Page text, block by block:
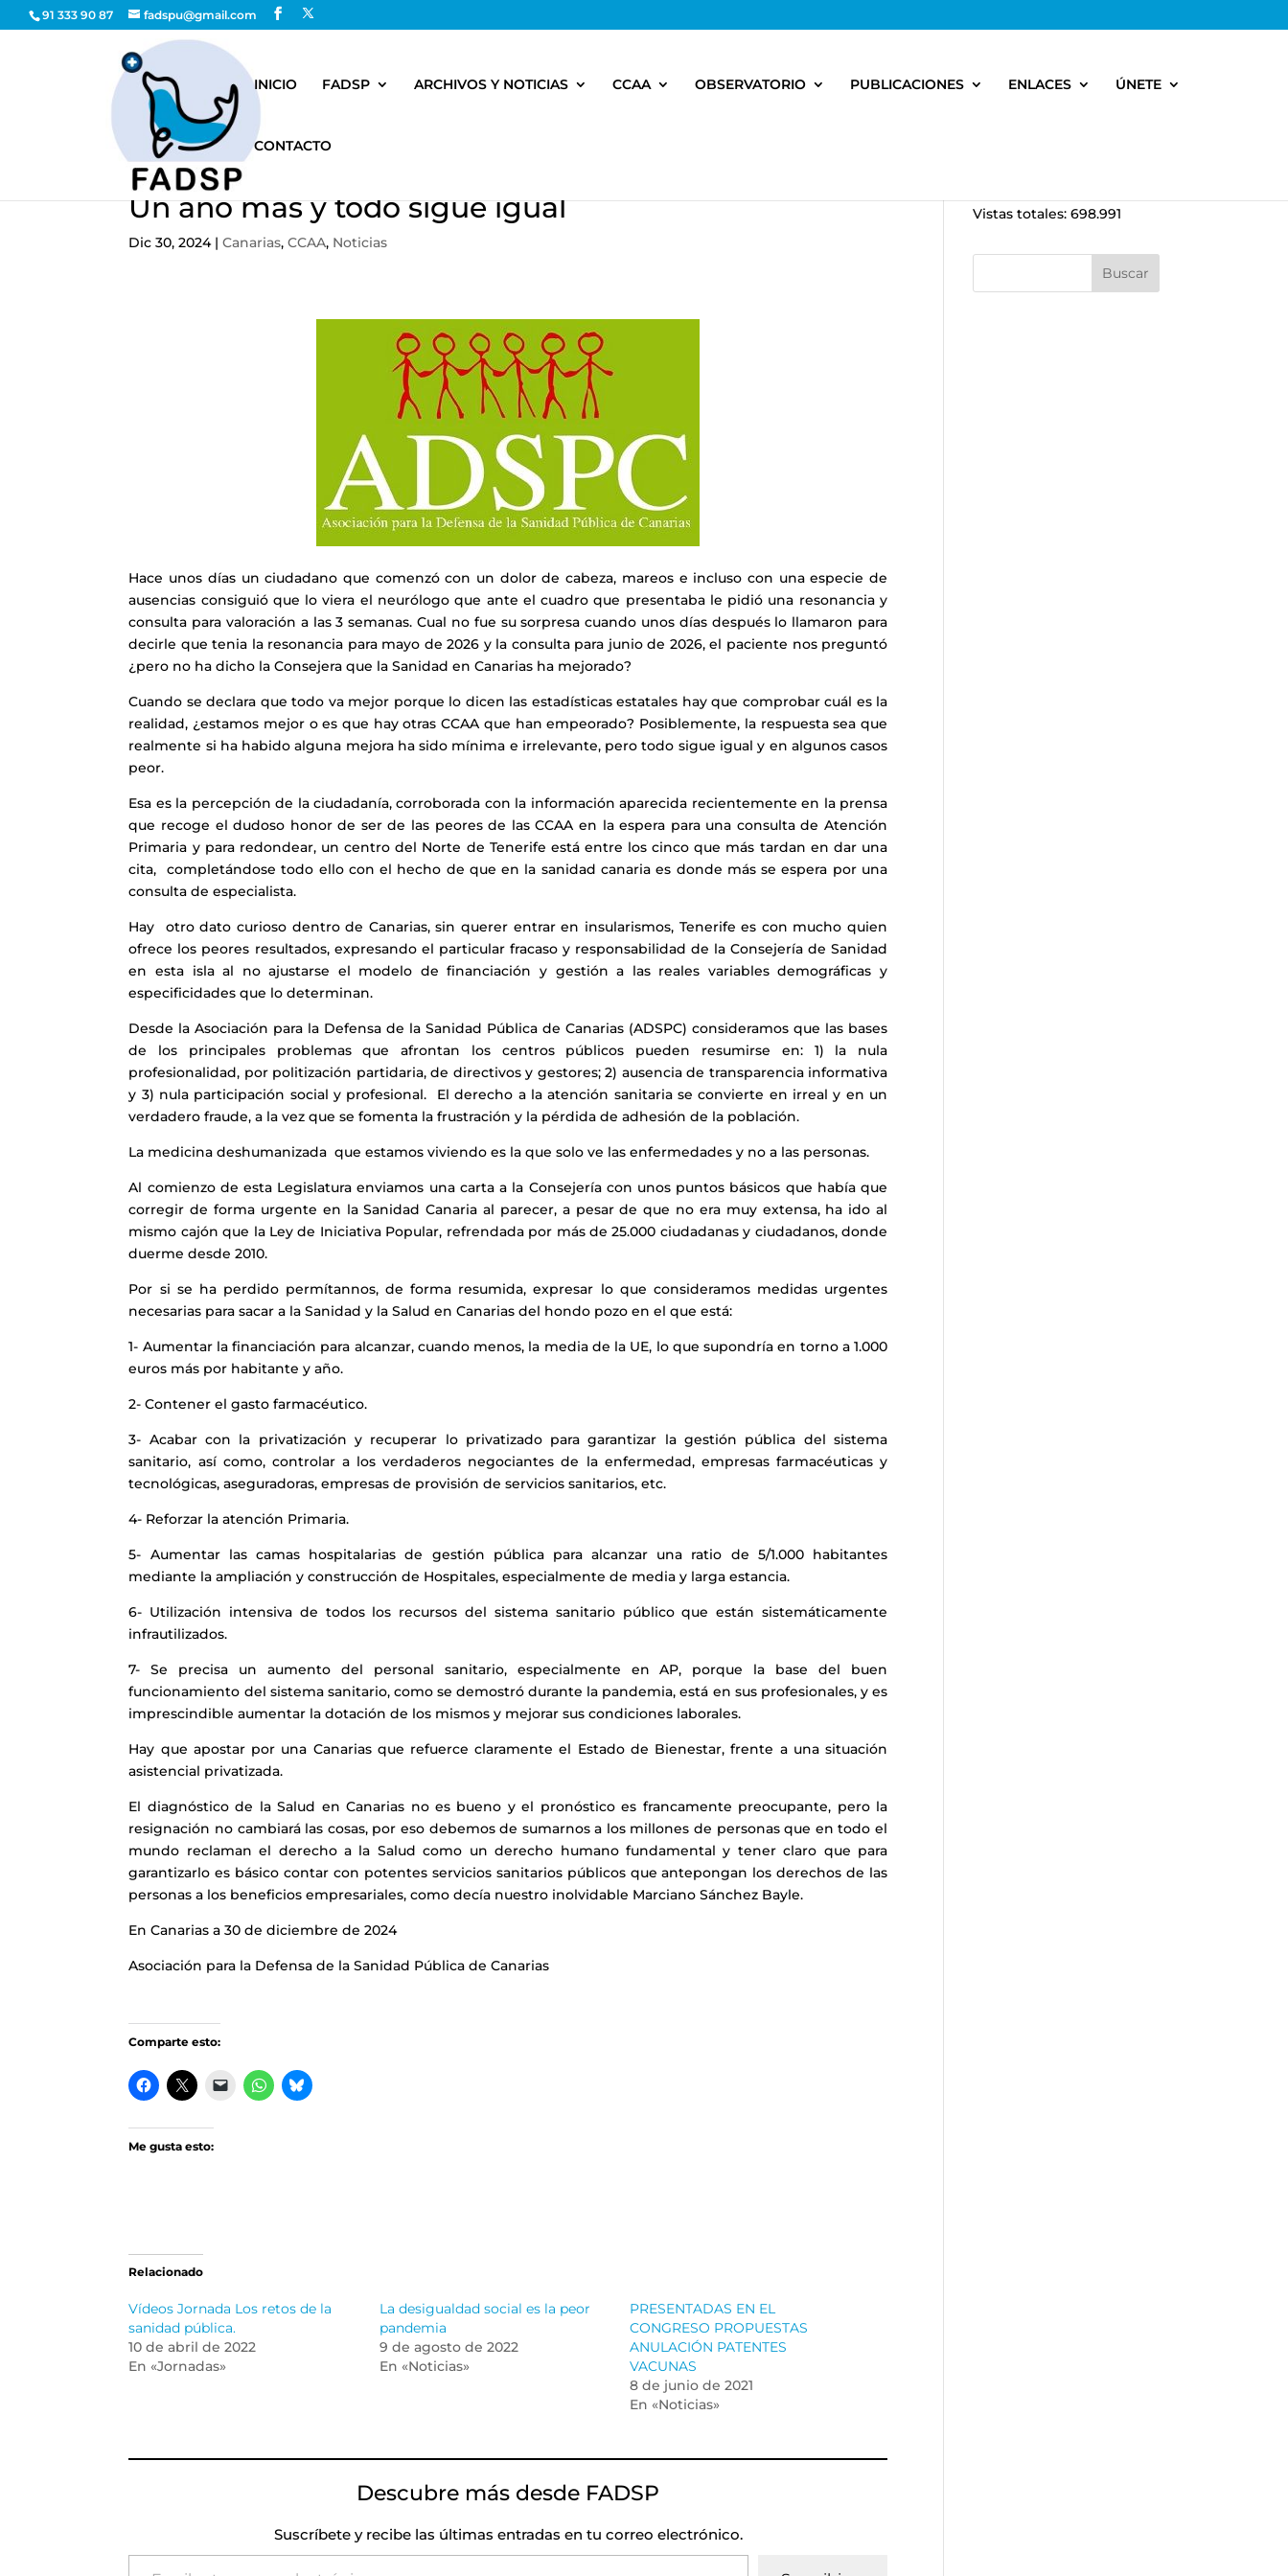
91 333 90 87 fadspu@gmail.com
INICIO FADSP ARCHIVOS Y NOTICIAS CCAA OBSERVATORIO PUBLICACIONES ENLACES ÚNETE
CONTACTO
Un año más y todo sigue igual
Dic 30, 2024|Canarias,CCAA, Noticias
Hace unos días un ciudadano que comenzó con un dolor de cabeza, mareos e incluso con una especie de
ausencias consiguió que lo viera el neurólogo que ante el cuadro que presentaba le pidió una resonancia y
consulta para valoración a las 3 semanas. Cual no fue su sorpresa cuando unos días después lo llamaron para
decirle que tenia la resonancia para mayo de 2026 y la consulta para junio de 2026, el paciente nos preguntó
¿pero no ha dicho la Consejera que la Sanidad en Canarias ha mejorado?
Cuando se declara que todo va mejor porque lo dicen las estadísticas estatales hay que comprobar cuál es la
realidad, ¿estamos mejor o es que hay otras CCAA que han empeorado? Posiblemente, la respuesta sea que
realmente si ha habido alguna mejora ha sido mínima e irrelevante, pero todo sigue igual y en algunos casos
peor.
Esa es la percepción de la ciudadanía, corroborada con la información aparecida recientemente en la prensa
que recoge el dudoso honor de ser de las peores de las CCAA en la espera para una consulta de Atención
Primaria y para redondear, un centro del Norte de Tenerife está entre los cinco que más tardan en dar una
cita, completándose todo ello con el hecho de que en la sanidad canaria es donde más se espera por una
consulta de especialista.
Hay otro dato curioso dentro de Canarias, sin querer entrar en insularismos, Tenerife es con mucho quien
ofrece los peores resultados, expresando el particular fracaso y responsabilidad de la Consejería de Sanidad
en esta isla al no ajustarse el modelo de financiación y gestión a las reales variables demográficas y
especificidades que lo determinan.
Desde la Asociación para la Defensa de la Sanidad Pública de Canarias (ADSPC) consideramos que las bases
de los principales problemas que afrontan los centros públicos pueden resumirse en: 1) la nula
profesionalidad, por politización partidaria, de directivos y gestores; 2) ausencia de transparencia informativa
y 3) nula participación social y profesional. El derecho a la atención sanitaria se convierte en irreal y en un
verdadero fraude, a la vez que se fomenta la frustración y la pérdida de adhesión de la población.
La medicina deshumanizada que estamos viviendo es la que solo ve las enfermedades y no a las personas.
Al comienzo de esta Legislatura enviamos una carta a la Consejería con unos puntos básicos que había que
corregir de forma urgente en la Sanidad Canaria al parecer, a pesar de que no era muy extensa, ha ido al
mismo cajón que la Ley de Iniciativa Popular, refrendada por más de 25.000 ciudadanas y ciudadanos, donde
duerme desde 2010.
Por si se ha perdido permítannos, de forma resumida, expresar lo que consideramos medidas urgentes
necesarias para sacar a la Sanidad y la Salud en Canarias del hondo pozo en el que está:
1- Aumentar la financiación para alcanzar, cuando menos, la media de la UE, lo que supondría en torno a 1.000
euros más por habitante y año.
2- Contener el gasto farmacéutico.
3- Acabar con la privatización y recuperar lo privatizado para garantizar la gestión pública del sistema
sanitario, así como, controlar a los verdaderos negociantes de la enfermedad, empresas farmacéuticas y
tecnológicas, aseguradoras, empresas de provisión de servicios sanitarios, etc.
4- Reforzar la atención Primaria.
5- Aumentar las camas hospitalarias de gestión pública para alcanzar una ratio de 5/1.000 habitantes
mediante la ampliación y construcción de Hospitales, especialmente de media y larga estancia.
6- Utilización intensiva de todos los recursos del sistema sanitario público que están sistemáticamente
infrautilizados.
7- Se precisa un aumento del personal sanitario, especialmente en AP, porque la base del buen
funcionamiento del sistema sanitario, como se demostró durante la pandemia, está en sus profesionales, y es
imprescindible aumentar la dotación de los mismos y mejorar sus condiciones laborales.
Hay que apostar por una Canarias que refuerce claramente el Estado de Bienestar, frente a una situación
asistencial privatizada.
El diagnóstico de la Salud en Canarias no es bueno y el pronóstico es francamente preocupante, pero la
resignación no cambiará las cosas, por eso debemos de sumarnos a los millones de personas que en todo el
mundo reclaman el derecho a la Salud como un derecho humano fundamental y tener claro que para
garantizarlo es básico contar con potentes servicios sanitarios públicos que antepongan los derechos de las
personas a los beneficios empresariales, como decía nuestro inolvidable Marciano Sánchez Bayle.
En Canarias a 30 de diciembre de 2024
Asociación para la Defensa de la Sanidad Pública de Canarias
Comparte esto:
Me gusta esto:
Relacionado
Vídeos Jornada Los retos de la
sanidad pública.
10 de abril de 2022
En «Jornadas»
La desigualdad social es la peor
pandemia
9 de agosto de 2022
En «Noticias»
PRESENTADAS EN EL
CONGRESO PROPUESTAS
ANULACIÓN PATENTES
VACUNAS
8 de junio de 2021
En «Noticias»
Descubre más desde FADSP
Suscríbete y recibe las últimas entradas en tu correo electrónico.
Escribe tu correo electrónico…
Vistas totales:698.991